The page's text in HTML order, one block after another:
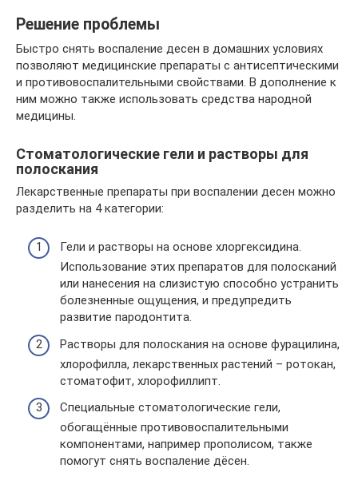
Решение проблемы
Быстро снять воспаление десен в домашних условиях
позволяют медицинские препараты с антисептическими
и противовоспалительными свойствами. В дополнение к
ним можно также использовать средства народной
медицины.
Стоматологические гели и растворы для
полоскания
Лекарственные препараты при воспалении десен можно
разделить на 4 категории:
Гели и растворы на основе хлоргексидина.
Использование этих препаратов для полосканий
или нанесения на слизистую способно устранить
болезненные ощущения, и предупредить
развитие пародонтита.
Растворы для полоскания на основе фурацилина,
хлорофилла, лекарственных растений – ротокан,
стоматофит, хлорофиллипт.
Специальные стоматологические гели,
обогащённые противовоспалительными
компонентами, например прополисом, также
помогут снять воспаление дёсен.